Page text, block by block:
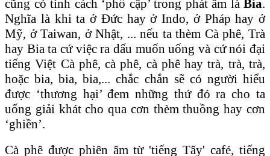
cũng có tính cách ‘phổ cập’ trong phát âm là Bia.
Nghĩa là khi ta ở Ðức hay ở Indo, ở Pháp hay ở
Mỹ, ở Taiwan, ở Nhật, ... nếu ta thèm Cà phê, Trà
hay Bia ta cứ việc ra dấu muốn uống và cứ nói đại
tiếng Việt Cà phê, cà phê, cà phê hay trà, trà, trà,
hoặc bia, bia, bia,... chắc chắn sẽ có người hiểu
được ‘thương hại’ đem những thứ đó ra cho ta
uống giải khát cho qua cơn thèm thuồng hay cơn
‘ghiền’.
Cà phê được phiên âm từ 'tiếng Tây' café, tiếng